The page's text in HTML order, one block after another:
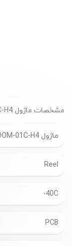
مشخصات ماژول ESP8684-WROOM-01C-H4
ماژول ESP8684-WROOM-01C-H4
Reel
-40C
PCB